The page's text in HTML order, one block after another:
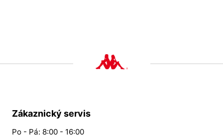
Zákaznický servis
Po - Pá: 8:00 - 16:00